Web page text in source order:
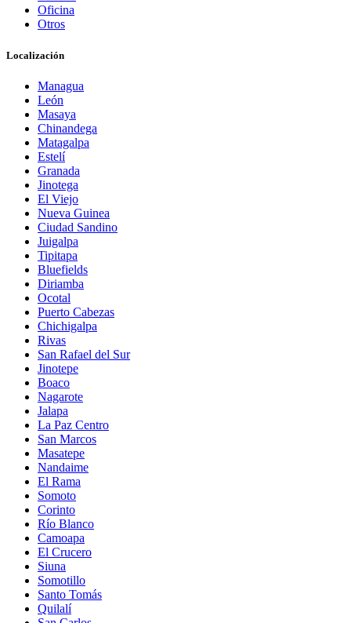
Oficina
Otros
Localización
Managua
León
Masaya
Chinandega
Matagalpa
Estelí
Granada
Jinotega
El Viejo
Nueva Guinea
Ciudad Sandino
Juigalpa
Tipitapa
Bluefields
Diriamba
Ocotal
Puerto Cabezas
Chichigalpa
Rivas
San Rafael del Sur
Jinotepe
Boaco
Nagarote
Jalapa
La Paz Centro
San Marcos
Masatepe
Nandaime
El Rama
Somoto
Corinto
Río Blanco
Camoapa
El Crucero
Siuna
Somotillo
Santo Tomás
Quilalí